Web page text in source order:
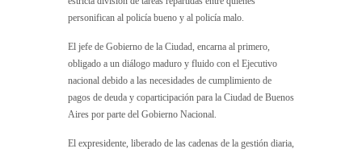
personifican al policía bueno y al policía malo.
El jefe de Gobierno de la Ciudad, encarna al primero,
obligado a un diálogo maduro y fluido con el Ejecutivo
nacional debido a las necesidades de cumplimiento de
pagos de deuda y coparticipación para la Ciudad de Buenos
Aires por parte del Gobierno Nacional.
El expresidente, liberado de las cadenas de la gestión diaria,